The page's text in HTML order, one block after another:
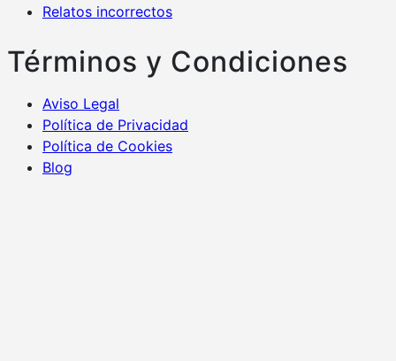
Relatos incorrectos
Términos y Condiciones
Aviso Legal
Política de Privacidad
Política de Cookies
Blog